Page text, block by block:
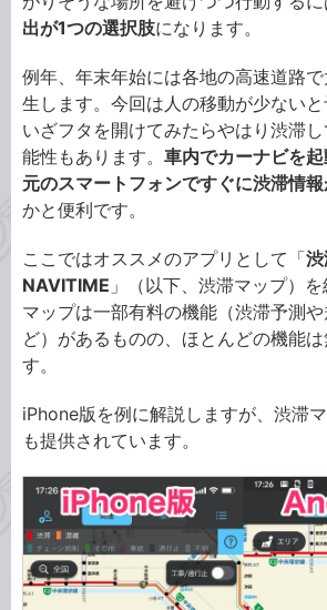
出が1つの選択肢になります。
例年、年末年始には各地の高速道路
生します。今回は人の移動が少ないと
いざフタを開けてみたらやはり渋滞
能性もあります。 車内でカーナビを
元のスマートフォンですぐに渋滞情
かと便利です。
ここではオススメのアプリとして「
NAVITIME 」（以下、渋滞マップ）
マップは一部有料の機能（渋滞予測
ど）があるものの、ほとんどの機能
す。
iPhone版を例に解説しますが、渋滞
も提供されています。